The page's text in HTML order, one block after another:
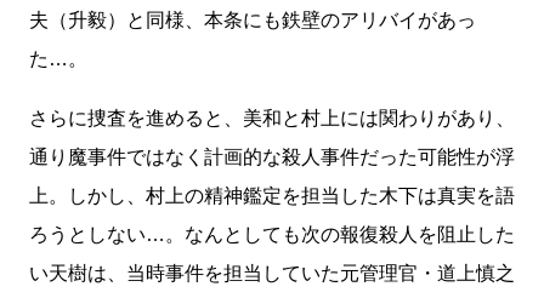
夫（升毅）と同様、本条にも鉄壁のアリバイがあっ
た…。
さらに捜査を進めると、美和と村上には関わりがあり、
通り魔事件ではなく計画的な殺人事件だった可能性が浮
上。しかし、村上の精神鑑定を担当した木下は真実を語
ろうとしない…。なんとしても次の報復殺人を阻止した
い天樹は、当時事件を担当していた元管理官・道上慎之